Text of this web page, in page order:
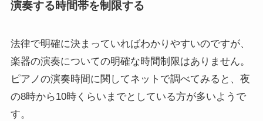
演奏する時間帯を制限する
法律で明確に決まっていればわかりやすいのですが、
楽器の演奏についての明確な時間制限はありません。
ピアノの演奏時間に関してネットで調べてみると、夜
の8時から10時くらいまでとしている方が多いようで
す。